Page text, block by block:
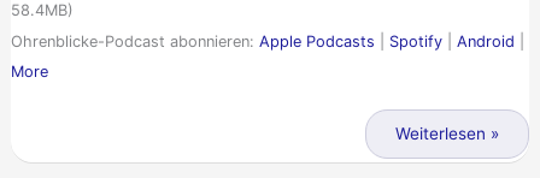
58.4MB)
Ohrenblicke-Podcast abonnieren: Apple Podcasts Spotify| Android
More
Bunte
Schachteln
Weiterlesen »